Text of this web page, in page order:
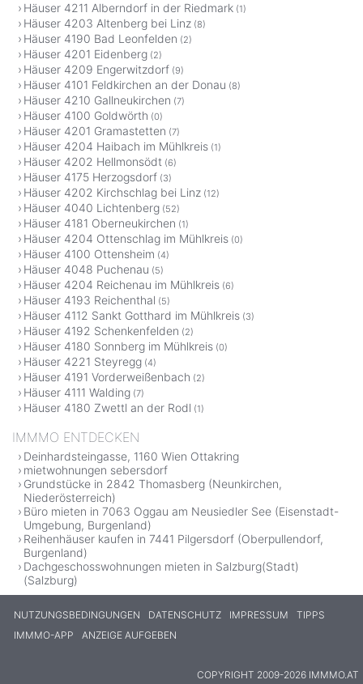
Häuser 4211 Alberndorf in der Riedmark (1)
Häuser 4203 Altenberg bei Linz (8)
Häuser 4190 Bad Leonfelden (2)
Häuser 4201 Eidenberg (2)
Häuser 4209 Engerwitzdorf (9)
Häuser 4101 Feldkirchen an der Donau (8)
Häuser 4210 Gallneukirchen (7)
Häuser 4100 Goldwörth (0)
Häuser 4201 Gramastetten (7)
Häuser 4204 Haibach im Mühlkreis (1)
Häuser 4202 Hellmonsödt (6)
Häuser 4175 Herzogsdorf (3)
Häuser 4202 Kirchschlag bei Linz (12)
Häuser 4040 Lichtenberg (52)
Häuser 4181 Oberneukirchen (1)
Häuser 4204 Ottenschlag im Mühlkreis (0)
Häuser 4100 Ottensheim (4)
Häuser 4048 Puchenau (5)
Häuser 4204 Reichenau im Mühlkreis (6)
Häuser 4193 Reichenthal (5)
Häuser 4112 Sankt Gotthard im Mühlkreis (3)
Häuser 4192 Schenkenfelden (2)
Häuser 4180 Sonnberg im Mühlkreis (0)
Häuser 4221 Steyregg (4)
Häuser 4191 Vorderweißenbach (2)
Häuser 4111 Walding (7)
Häuser 4180 Zwettl an der Rodl (1)
IMMMO ENTDECKEN
Deinhardsteingasse, 1160 Wien Ottakring
mietwohnungen sebersdorf
Grundstücke in 2842 Thomasberg (Neunkirchen,
Niederösterreich)
Büro mieten in 7063 Oggau am Neusiedler See (Eisenstadt-
Umgebung, Burgenland)
Reihenhäuser kaufen in 7441 Pilgersdorf (Oberpullendorf,
Burgenland)
Dachgeschosswohnungen mieten in Salzburg(Stadt)
(Salzburg)
NUTZUNGSBEDINGUNGEN DATENSCHUTZ IMPRESSUM
TIPPS
IMMMO-APP
ANZEIGE AUFGEBEN
COPYRIGHT 2009-2026 IMMMO.AT